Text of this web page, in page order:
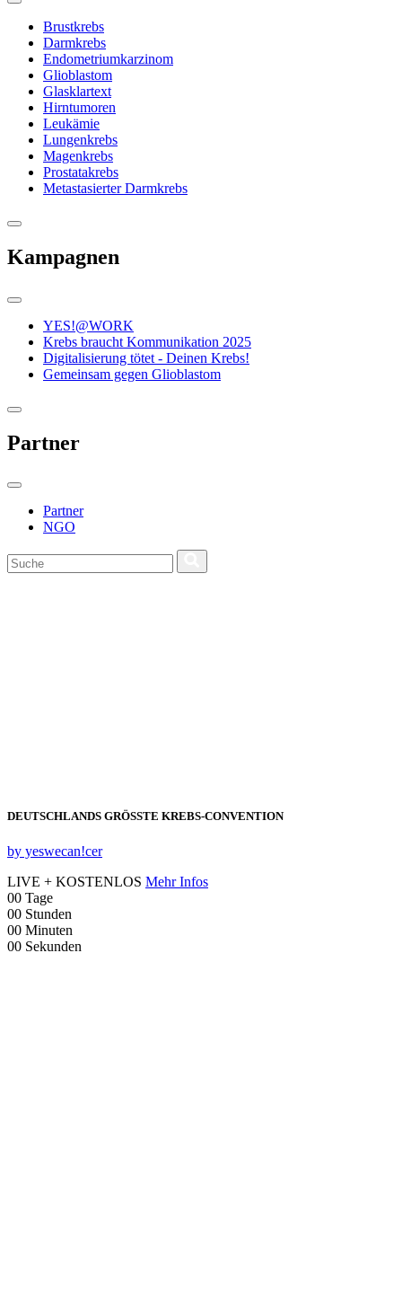
Brustkrebs
Darmkrebs
Endometriumkarzinom
Glioblastom
Glasklartext
Hirntumoren
Leukämie
Lungenkrebs
Magenkrebs
Prostatakrebs
Metastasierter Darmkrebs
Kampagnen
YES!@WORK
Krebs braucht Kommunikation 2025
Digitalisierung tötet - Deinen Krebs!
Gemeinsam gegen Glioblastom
Partner
Partner
NGO
DEUTSCHLANDS GRÖSSTE KREBS‑CONVENTION
by yeswecan!cer
LIVE + KOSTENLOS Mehr Infos
00 Tage
00 Stunden
00 Minuten
00 Sekunden